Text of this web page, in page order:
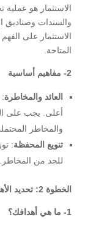
الاستثمار هو
والسندات وصناديق
الاستثمار على الفهم
المتاحة.
2- مفاهيم أساسية
العائد والمخاطرة:
أعلى. يجب على
والمخاطر
تنويع المحفظة:
للحد من المخاطر.
الخطوة 2: تحديد الأهداف المالية
1- ما هي أهدافك؟